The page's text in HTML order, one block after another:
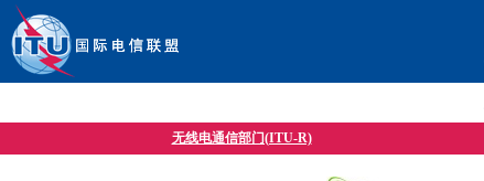
无线电通信部门(ITU-R)